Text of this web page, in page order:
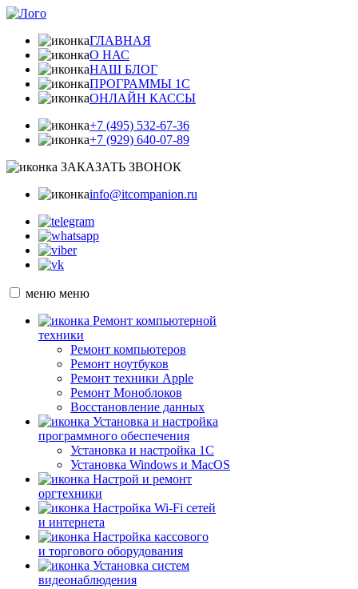
ГЛАВНАЯ
О НАС
НАШ БЛОГ
ПРОГРАММЫ 1С
ОНЛАЙН КАССЫ
+7 (495) 532-67-36
+7 (929) 640-07-89
ЗАКАЗАТЬ ЗВОНОК
info@itcompanion.ru
меню меню
Ремонт компьютерной
техники
Ремонт компьютеров
Ремонт ноутбуков
Ремонт техники Apple
Ремонт Моноблоков
Восстановление данных
Установка и настройка
программного обеспечения
Установка и настройка 1С
Установка Windows и MacOS
Настрой и ремонт
оргтехники
Настройка Wi-Fi сетей
и интернета
Настройка кассового
и торгового оборудования
Установка систем
видеонаблюдения